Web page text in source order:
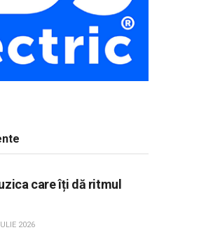
care îți dă ritmul
2026